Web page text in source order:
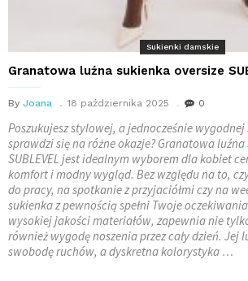
Sukienki damskie
Granatowa luźna sukienka oversize
By Joana 18 października 2025 0
Poszukujesz stylowej, a jednocześnie wygodnej
sprawdzi się na różne okazje? Granatowa luźna
SUBLEVEL jest idealnym wyborem dla kobiet
komfort i modny wygląd. Bez względu na to,
do pracy, na spotkanie z przyjaciółmi czy na
sukienka z pewnością spełni Twoje
wysokiej jakości materiałów, zapewnia nie
również wygodę noszenia przez cały dzień. Jej
swobodę ruchów, a dyskretna kolorystyka …